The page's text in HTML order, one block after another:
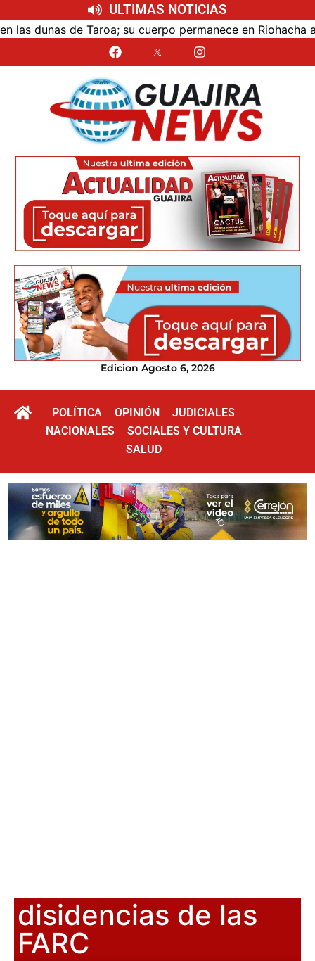
ULTIMAS NOTICIAS
de Taroa; su cuerpo permanece en Riohacha a la
Edicion Agosto 6, 2026
POLÍTICA OPINIÓN
JUDICIALES
NACIONALES
SOCIALES Y CULTURA
SALUD
disidencias de las
FARC